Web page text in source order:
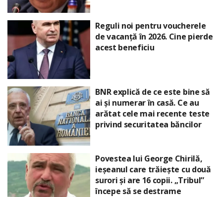
Reguli noi pentru voucherele
de vacanță în 2026. Cine pierde
acest beneficiu
BNR explică de ce este bine să
ai și numerar în casă. Ce au
arătat cele mai recente teste
privind securitatea băncilor
Povestea lui George Chirilă,
ieșeanul care trăiește cu două
surori și are 16 copii. „Tribul”
începe să se destrame